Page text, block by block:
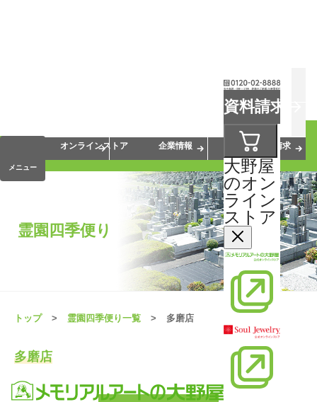
資料請求
大野屋
のオン
ライン
ストア
メニュー
会員サービス
オンラインストア
企業情報 資料請求
霊園四季便り
トップ 霊園四季便り一覧 多磨店
多磨店